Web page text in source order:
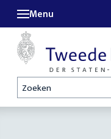
Zoeken
Menu